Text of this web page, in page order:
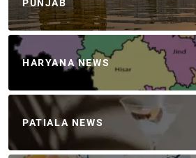
PUNJAB
HARYANA NEWS
PATIALA NEWS